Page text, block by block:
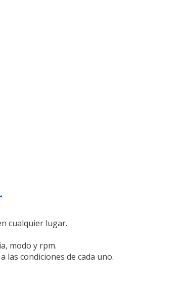
cualquier lugar.
modo y rpm.
condiciones de cada uno.